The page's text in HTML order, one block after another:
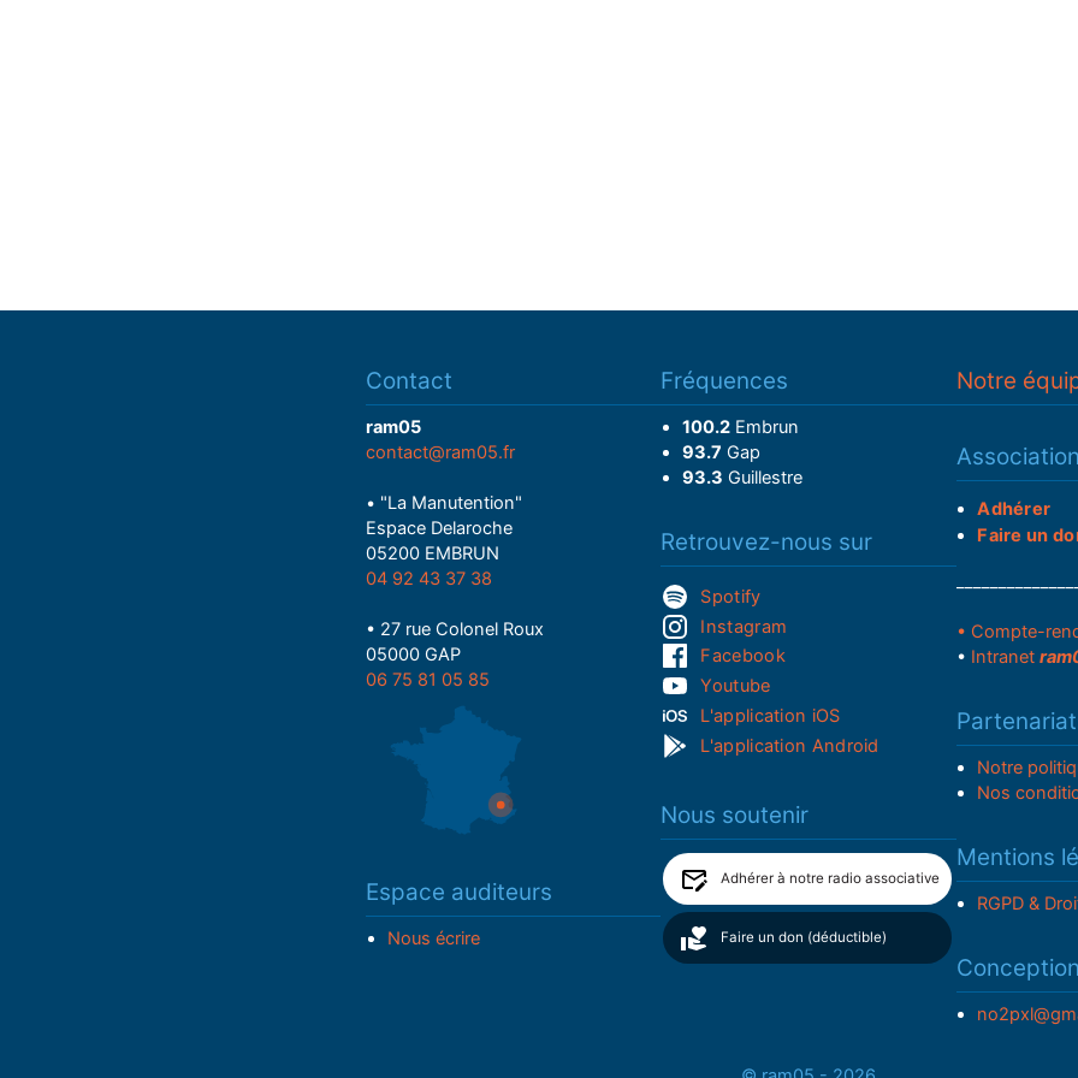
Contact
ram05
contact@ram05.fr
• "La Manutention"
Espace Delaroche
05200 EMBRUN
04 92 43 37 38
• 27 rue Colonel Roux
05000 GAP
06 75 81 05 85
Espace auditeurs
Nous écrire
Fréquences
100.2Embrun
93.7 Gap
93.3 Guillestre
Retrouvez-nous sur
Spotify
Instagram
Facebook
Youtube
L'application iOS
L'application Android
Nous soutenir
Adhérer à notre radio associative
Faire un don (déductible)
Notre
Association
Adhérer
Faire un
• Compte-
• Intranet
Notre
Nos
Mentions
RGPD &